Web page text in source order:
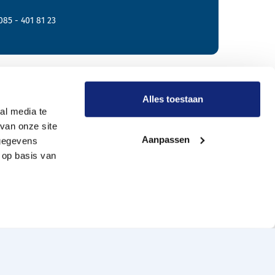
media te
onze site
basis van
Alles toestaan
Aanpassen
- 401 81 23
Onze werkwijze
Wie zijn wij?